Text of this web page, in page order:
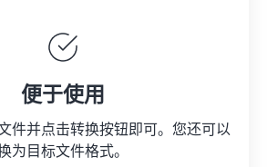
便于使用
件并点击转换按钮即可。您还可以
为目标文件格式。